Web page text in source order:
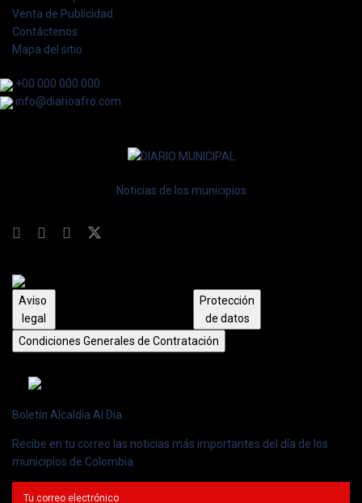
Venta de Publicidad
Contáctenos
Mapa del sitio
+00 000 000 000
info@diarioafro.com
Noticias de los municipios
Aviso
legal
Protección
de datos
Condiciones Generales de Contratación
Boletín Alcaldía Al Día
Recibe en tu correo las noticias más importantes del día de los
municipios de Colombia.